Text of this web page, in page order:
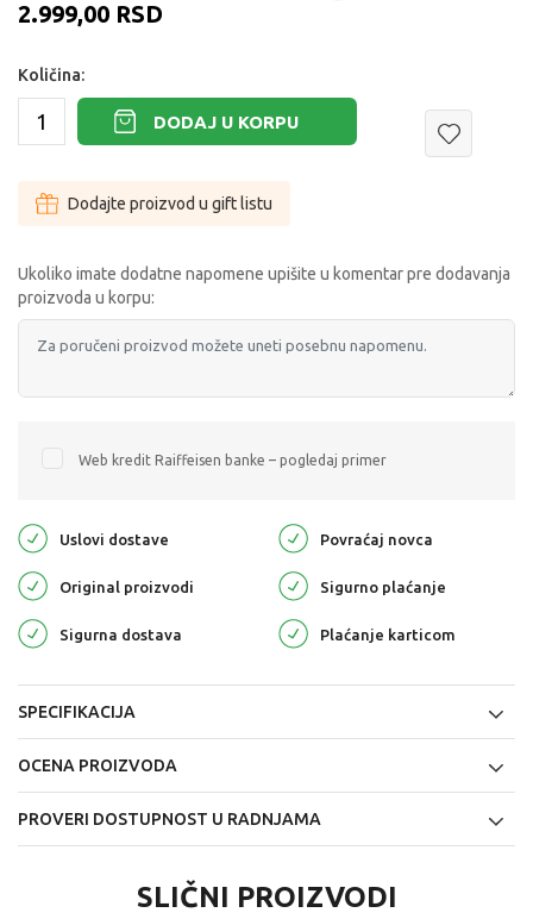
2.999,00 RSD
Količina:
DODAJ U KORPU
Dodajte proizvod u gift listu
Ukoliko imate dodatne napomene upišite u komentar pre dodavanja
proizvoda u korpu:
Web kredit Raiffeisen banke – pogledaj primer
Uslovi dostave Povraćaj novca
Original proizvodi Sigurno plaćanje
Sigurna dostava Plaćanje karticom
SPECIFIKACIJA
OCENA PROIZVODA
PROVERI DOSTUPNOST U RADNJAMA
SLIČNI PROIZVODI